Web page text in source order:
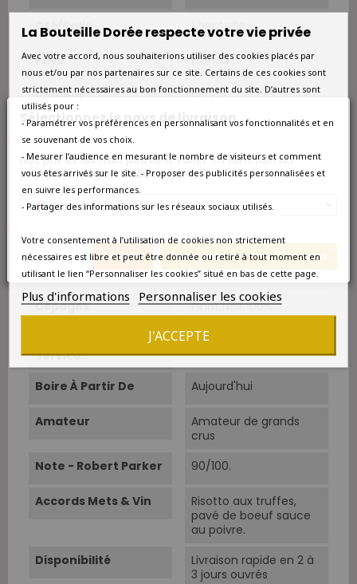
Sélectionnez le pays de livraison
Nos prix et les frais peuvent varier en fonction du
pays/de la région de livraison.
France métropolitaine
Annuler Enregistrer les modifications
Qté/Colis 1 bouteille
Pays France
Couleur Rouge
Type Rouge
Classement Grand Cru
Superficie 5.5 ha.
Vendanges Manuelles.
Cépage Dominant Pinot Noir
Cépages Pinot Noir 100%.
Service
15°C-17°C.
Boire À Partir De Aujourd'hui
Amateur
Amateur de grands
crus
Note - Robert Parker
90/100.
Accords Mets & Vin
Risotto aux truffes,
pavé de boeuf sauce
au poivre.
Disponibilité
Livraison rapide en 2 à
3 jours ouvrés
La Bouteille Dorée respecte votre vie privée
Avec votre accord, nous souhaiterions utiliser des cookies placés par
nous et/ou par nos partenaires sur ce site. Certains de ces cookies sont
strictement nécessaires au bon fonctionnement du site. D’autres sont
utilisés pour :
- Paramétrer vos préférences en personnalisant vos fonctionnalités et en
se souvenant de vos choix.
- Mesurer l’audience en mesurant le nombre de visiteurs et comment
vous êtes arrivés sur le site. - Proposer des publicités personnalisées et
en suivre les performances.
- Partager des informations sur les réseaux sociaux utilisés.
Votre consentement à l’utilisation de cookies non strictement
nécessaires est libre et peut être donnée ou retiré à tout moment en
utilisant le lien “Personnaliser les cookies” situé en bas de cette page.
Plus d'informations Personnaliser les cookies
J'ACCEPTE